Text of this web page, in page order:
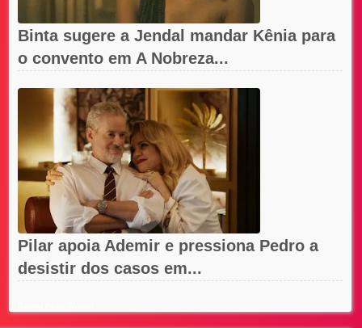
Binta sugere a Jendal mandar Kênia para
o convento em A Nobreza...
Pilar apoia Ademir e pressiona Pedro a
desistir dos casos em...